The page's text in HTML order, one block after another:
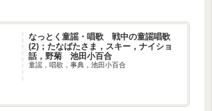
なっとく童謡・唱歌 戦中の童謡唱歌
(2)；たなばたさま，スキー，ナイショ
話，野菊 池田小百合
童謡，唱歌，事典，池田小百合